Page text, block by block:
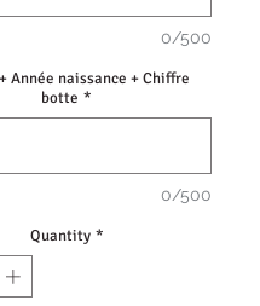
0/500
Année naissance + Chiffre
botte *
0/500
Quantity *